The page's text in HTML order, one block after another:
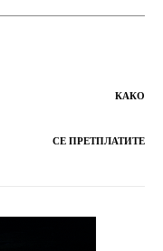
КАКО
СЕ ПРЕТПЛАТИТЕ